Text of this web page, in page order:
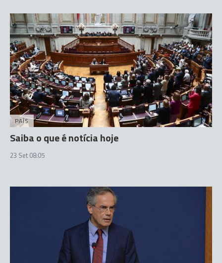
PAÍS
Saiba o que é notícia hoje
23 Set 08:05